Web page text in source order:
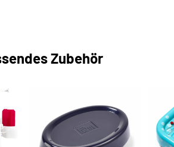
Zubehör